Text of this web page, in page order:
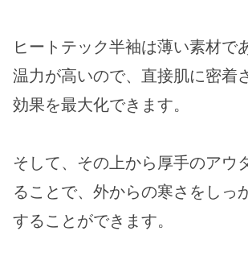
ヒートテック半袖は薄い素材で
温力が高いので、直接肌に密着
効果を最大化できます。
そして、その上から厚手のアウ
ることで、外からの寒さをしっ
することができます。